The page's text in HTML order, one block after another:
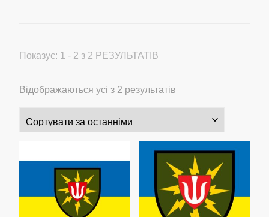
Показує: 1 - 2 з 2 РЕЗУЛЬТАТІВ
Відображаються усі з 2 результатів
за
останнім